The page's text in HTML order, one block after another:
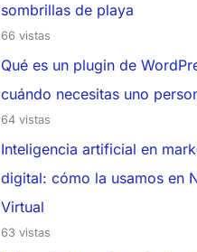
sombrillas de playa
66 vistas
Qué es un plugin de
cuándo necesitas uno
64 vistas
Inteligencia artificial en
digital: cómo la usamos en
Virtual
63 vistas